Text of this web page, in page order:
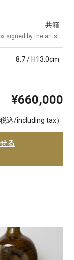
共箱
signed by the artist
8.7 / H13.0cm
¥660,000
税込/including tax）
る